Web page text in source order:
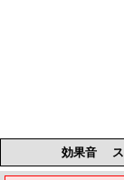
効果音 ス